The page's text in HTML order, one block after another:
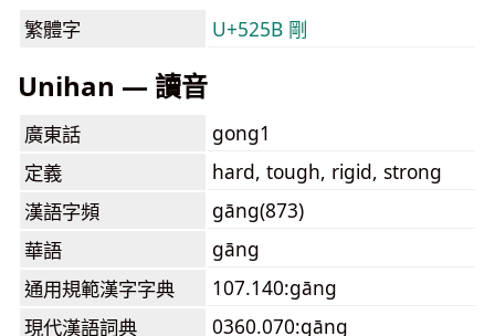
繁體字 U+525B 剛
Unihan — 讀音
廣東話
gong1
定義
hard, tough, rigid, strong
漢語字頻
gāng(873)
華語
gāng
通用規範漢字字典
107.140:gāng
現代漢語詞典
0360.070:gāng